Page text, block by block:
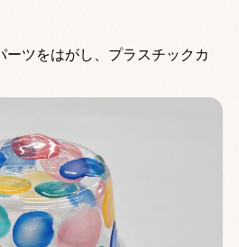
ーツをはがし、プラスチックカ